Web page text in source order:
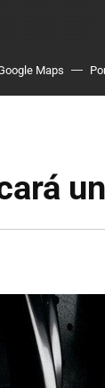
Maps